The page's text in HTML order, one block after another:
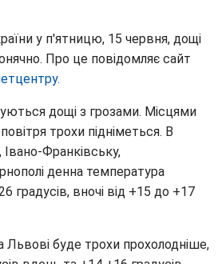
у п'ятницю, 15 червня, дощі
Про це повідомляє сайт
дощі з грозами. Місцями
трохи підніметься. В
Івано-Франківську,
денна температура
градусів, вночі від +15 до +17
Львові буде трохи прохолодніше,